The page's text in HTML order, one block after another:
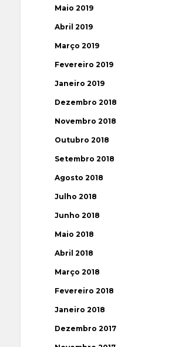
Maio 2019
Abril 2019
Março 2019
Fevereiro 2019
Janeiro 2019
Dezembro 2018
Novembro 2018
Outubro 2018
Setembro 2018
Agosto 2018
Julho 2018
Junho 2018
Maio 2018
Abril 2018
Março 2018
Fevereiro 2018
Janeiro 2018
Dezembro 2017